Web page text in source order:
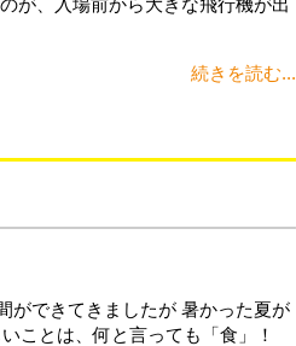
が、入場前から大きな飛行機が出
続きを読む...
できてきましたが 暑かった夏が
ことは、何と言っても「食」！